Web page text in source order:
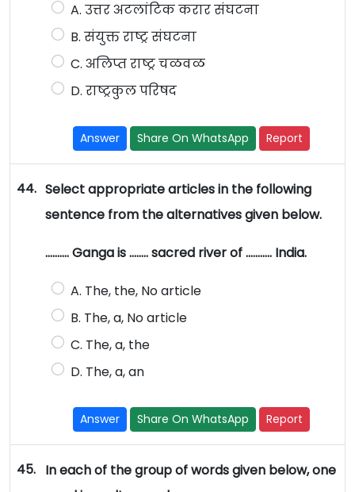
A. उत्तर अटलांटिक करार संघटना
B. संयुक्त राष्ट्र संघटना
C. अलिप्त राष्ट्र चळवळ
D. राष्ट्रकुल परिषद
Answer Share On WhatsApp Report
44. Select appropriate articles in the following
sentence from the alternatives given below.
………. Ganga is …….. sacred river of ……….. India.
A. The, the, No article
B. The, a, No article
C. The, a, the
D. The, a, an
Answer Share On WhatsApp Report
45. In each of the group of words given below, one